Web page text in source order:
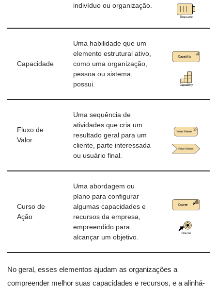
indivíduo ou organização.
Capacidade
Uma habilidade que um
elemento estrutural ativo,
como uma organização,
pessoa ou sistema,
possui.
Fluxo de
Valor
Uma sequência de
atividades que cria um
resultado geral para um
cliente, parte interessada
ou usuário final.
Curso de
Ação
Uma abordagem ou
plano para configurar
algumas capacidades e
recursos da empresa,
empreendido para
alcançar um objetivo.
No geral, esses elementos ajudam as organizações a
compreender melhor suas capacidades e recursos, e a alinhá-